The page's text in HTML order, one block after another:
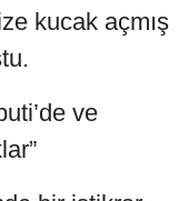
kucak açmış
ve